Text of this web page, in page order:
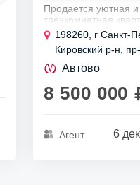
Продается уютная и
трехкомнатная
кирпичном доме,
всего в нескольких
станции метро
Ветеранов.
Она находится...
198260, г Санкт-
Кировский р-н,
д 88
Автово
8 500 000
Агент 6